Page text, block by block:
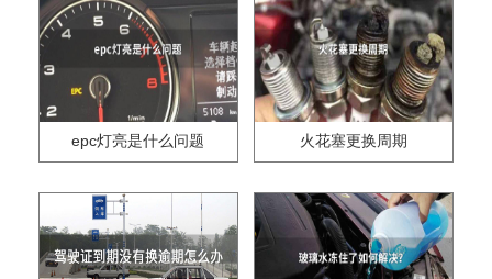
epc灯亮是什么问题 火花塞更换周期